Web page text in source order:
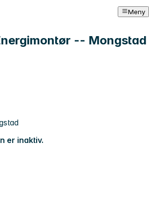
Meny
-- Mongstad
er inaktiv.